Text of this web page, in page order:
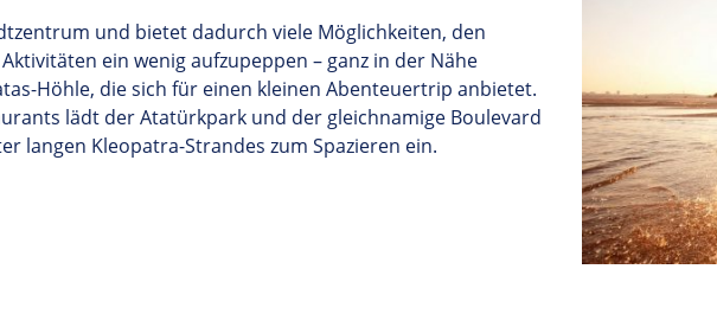
und bietet dadurch viele Möglichkeiten, den
ein wenig aufzupeppen – ganz in der Nähe
Höhle, die sich für einen kleinen Abenteuertrip anbietet.
lädt der Atatürkpark und der gleichnamige Boulevard
langen Kleopatra-Strandes zum Spazieren ein.